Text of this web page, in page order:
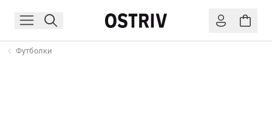
Футболки